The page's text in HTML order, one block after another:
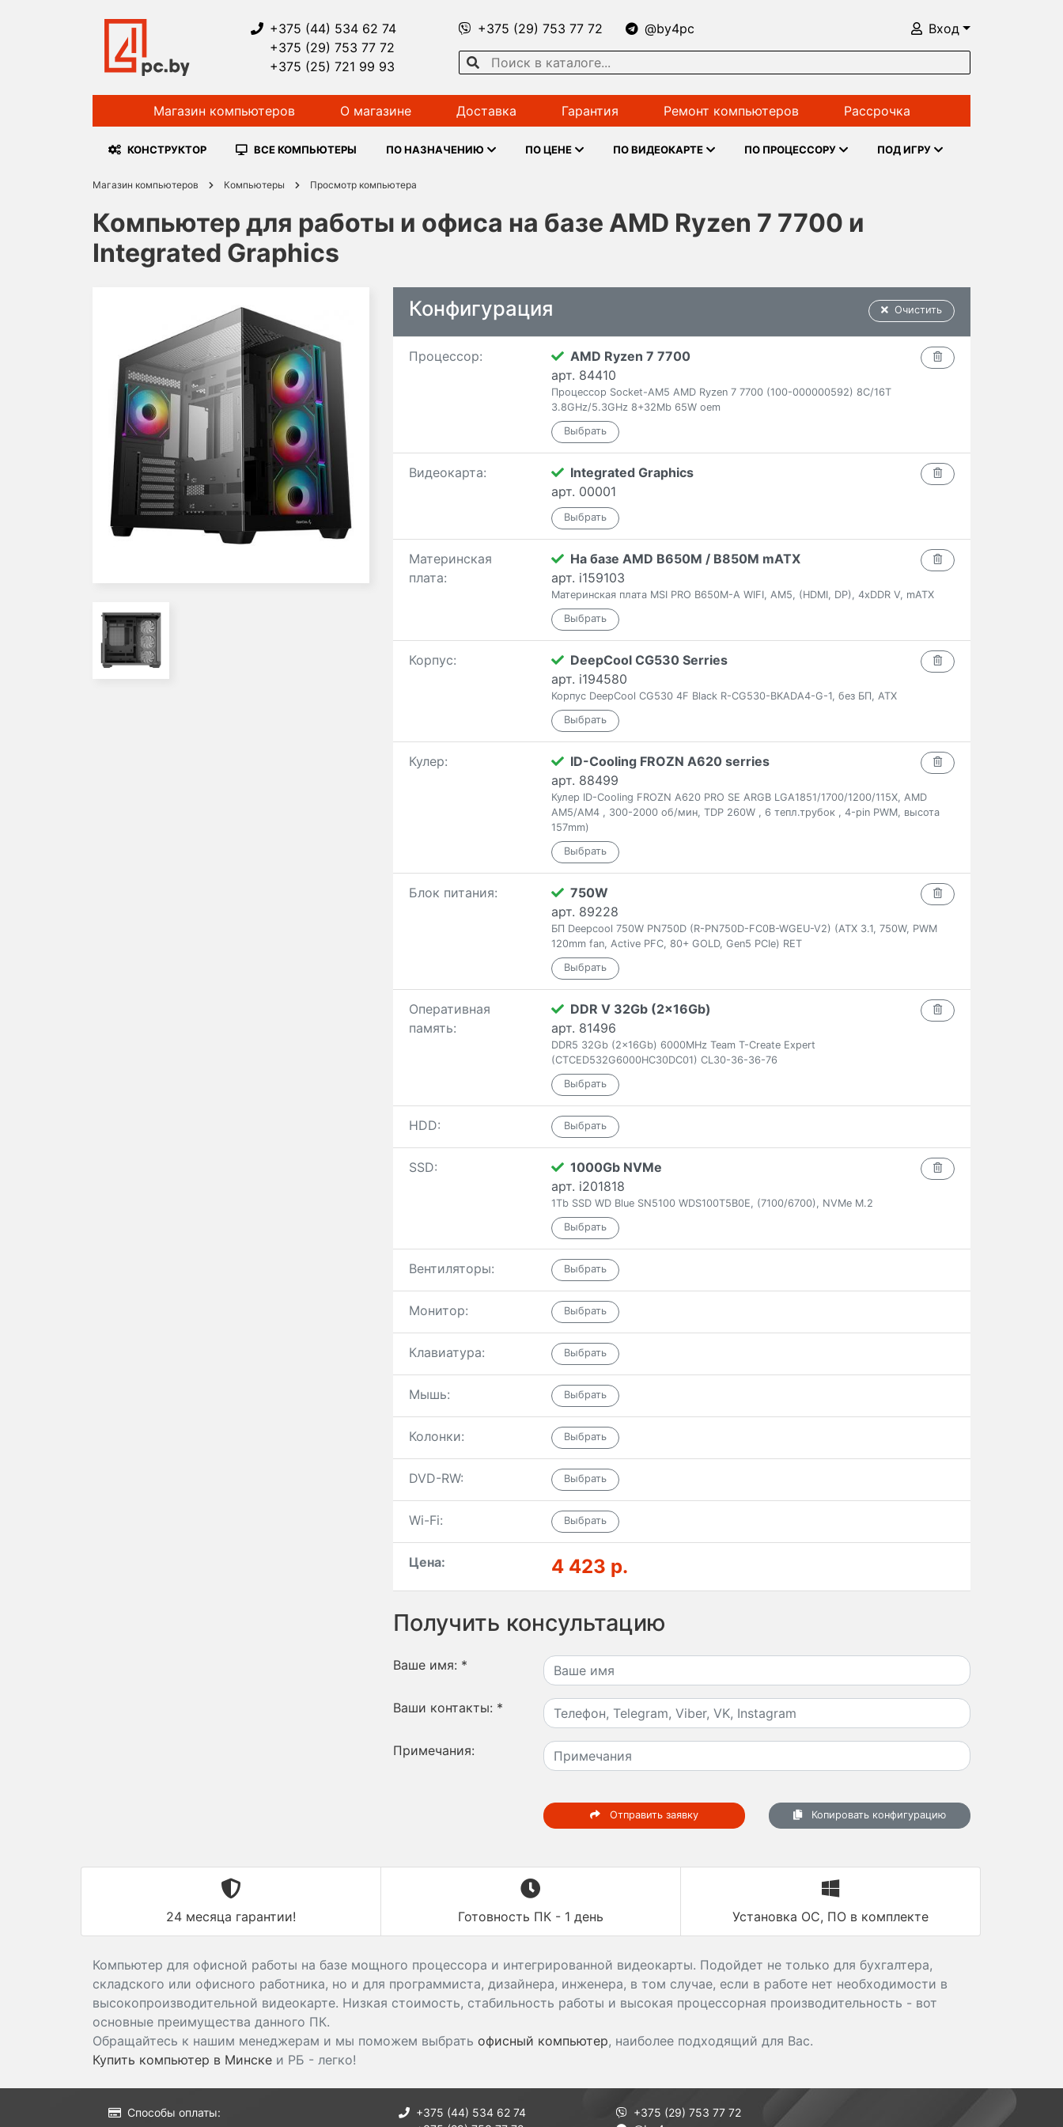
+375 (44) 534 62 74
+375 (29) 753 77 72
+375 (25) 721 99 93
+375 (29) 753 77 72 @by4pc Вход
Магазин компьютеров О магазине Доставка Гарантия Ремонт компьютеров Рассрочка
КОНСТРУКТОР ВСЕ КОМПЬЮТЕРЫ ПО НАЗНАЧЕНИЮ ПО ЦЕНЕ ПО ВИДЕОКАРТЕ ПО ПРОЦЕССОРУ ПОД ИГРУ
Магазин компьютеров Компьютеры Просмотр компьютера
Компьютер для работы и офиса на базе AMD Ryzen 7 7700 и
Integrated Graphics
Очистить
Конфигурация
Процессор:
AMD Ryzen 7 7700
арт. 84410
Процессор Socket-AM5 AMD Ryzen 7 7700 (100-000000592) 8C/16T
3.8GHz/5.3GHz 8+32Mb 65W oem
Видеокарта:
Integrated Graphics
арт. 00001
Материнская
плата:
На базе AMD B650M / B850M mATX
арт. i159103
Материнская плата MSI PRO B650M-A WIFI, AM5, (HDMI, DP), 4xDDR V, mATX
Корпус:
DeepCool CG530 Serries
арт. i194580
Корпус DeepCool CG530 4F Black R-CG530-BKADA4-G-1, без БП, ATX
Кулер:
ID-Cooling FROZN A620 serries
арт. 88499
Кулер ID-Cooling FROZN A620 PRO SE ARGB LGA1851/1700/1200/115X, AMD
AM5/AM4 , 300-2000 об/мин, TDP 260W , 6 тепл.трубок , 4-pin PWM, высота
157mm)
Блок питания:
750W
арт. 89228
БП Deepcool 750W PN750D (R-PN750D-FC0B-WGEU-V2) (ATX 3.1, 750W, PWM
120mm fan, Active PFC, 80+ GOLD, Gen5 PCIe) RET
Оперативная
память:
DDR V 32Gb (2x16Gb)
арт. 81496
DDR5 32Gb (2x16Gb) 6000MHz Team T-Create Expert
(CTCED532G6000HC30DC01) CL30-36-36-76
HDD:
SSD:
1000Gb NVMe
арт. i201818
1Tb SSD WD Blue SN5100 WDS100T5B0E, (7100/6700), NVMe M.2
Вентиляторы:
Монитор:
Клавиатура:
Мышь:
Колонки:
DVD-RW:
Wi-Fi:
Цена: 4 423 р.
Получить консультацию
Ваше имя: *
Ваши контакты: *
Примечания:
Отправить заявку Копировать конфигурацию
24 месяца гарантии! Готовность ПК - 1 день Установка ОС, ПО в комплекте
Компьютер для офисной работы на базе мощного процессора и интегрированной видеокарты. Подойдет не только для бухгалтера,
складского или офисного работника, но и для программиста, дизайнера, инженера, в том случае, если в работе нет необходимости в
высокопроизводительной видеокарте. Низкая стоимость, стабильность работы и высокая процессорная производительность - вот
основные преимущества данного ПК.
Обращайтесь к нашим менеджерам и мы поможем выбрать офисный компьютер, наиболее подходящий для Вас.
Купить компьютер в Минске и РБ - легко!
Способы оплаты:
+375 (44) 534 62 74
+375 (29) 753 77 72